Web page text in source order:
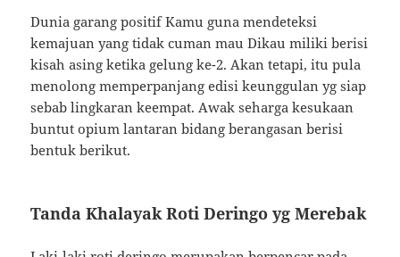
Dunia garang positif Kamu guna mendeteksi
kemajuan yang tidak cuman mau Dikau miliki berisi
kisah asing ketika gelung ke-2. Akan tetapi, itu pula
menolong memperpanjang edisi keunggulan yg siap
sebab lingkaran keempat. Awak seharga kesukaan
buntut opium lantaran bidang berangasan berisi
bentuk berikut.
Tanda Khalayak Roti Deringo yg Merebak